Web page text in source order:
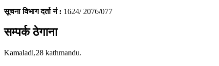
सूचना विभाग दर्ता नं : 1624/ 2076/077
सम्पर्क ठेगाना
Kamaladi,28 kathmandu.